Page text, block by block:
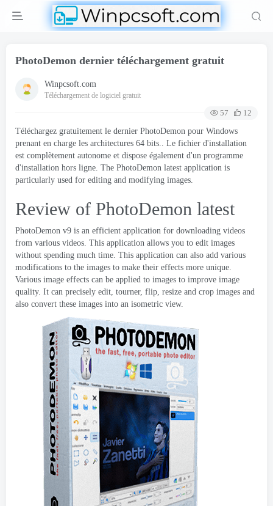
PhotoDemon dernier téléchargement gratuit
Winpcsoft.com
Téléchargement de logiciel gratuit
57
12
Téléchargez gratuitement le dernier PhotoDemon pour Windows
prenant en charge les architectures 64 bits.. Le fichier d'installation
est complètement autonome et dispose également d'un programme
d'installation hors ligne. The PhotoDemon latest application is
particularly used for editing and modifying images.
Review of PhotoDemon latest
PhotoDemon v9 is an efficient application for downloading videos
from various videos. This application allows you to edit images
without spending much time. This application can also add various
modifications to the images to make their effects more unique.
Various image effects can be applied to images to improve image
quality. It can precisely edit, tourner, flip, resize and crop images and
also convert these images into an isometric view.